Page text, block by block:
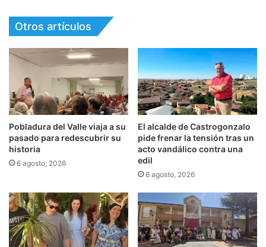
Otros artículos
Pobladura del Valle viaja a su
pasado para redescubrir su
historia
6 agosto, 2026
El alcalde de Castrogonzalo
pide frenar la tensión tras un
acto vandálico contra una
edil
6 agosto, 2026